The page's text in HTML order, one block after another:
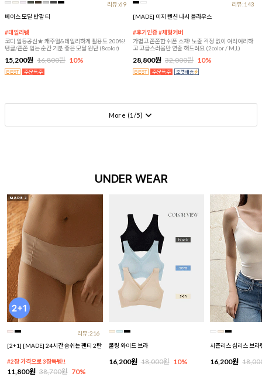
리뷰:69
베이스 모달 반팔 티
#데일리템
코디 일등공신★ 캐주얼&데일리하게 활용도 200%!
탱글/쫀쫀 입는 순간 기분 좋은 모달 원단 (8color)
15,200원 16,800원 10%
리뷰:143
[MADE] 이지 텐션 나시 블라우스
#후기인증 #체형커버
가볍고 쫀쫀한 쉬폰 소재! 노출 걱정 없이 여리여리하
고 고급스러움만 연출 해드려요 (2color / M,L)
28,800원 32,000원 10%
More (1 /5)
UNDER WEAR
리뷰:216
[2+1] [MADE] 24시간 숨쉬는 팬티 2탄
#2장 가격으로 3장득템!!
11,800원 38,700원 70%
쿨링 와이드 브라
16,200원 18,000원 10%
시즌리스 심리스 브라
16,200원